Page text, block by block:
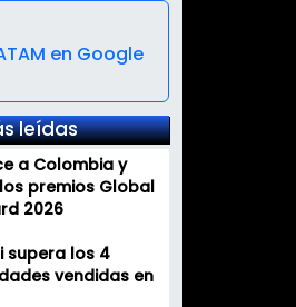
en Google
leídas
a Colombia y
premios Global
2026
supera los 4
vendidas en